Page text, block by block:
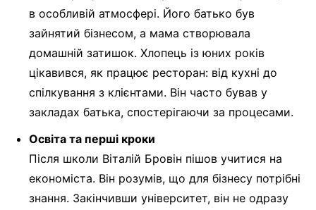
в особливій атмосфері. Його батько був
зайнятий бізнесом, а мама створювала
домашній затишок. Хлопець із юних років
цікавився, як працює ресторан: від кухні до
спілкування з клієнтами. Він часто бував у
закладах батька, спостерігаючи за процесами.
Освіта та перші кроки
Після школи Віталій Бровін пішов учитися на
економіста. Він розумів, що для бізнесу потрібні
знання. Закінчивши університет, він не одразу